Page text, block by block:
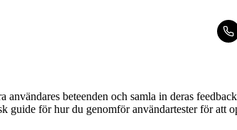
beteenden och samla in deras
guide för hur du genomför användartester för att